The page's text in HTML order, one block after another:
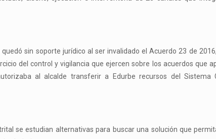
sin soporte jurídico al ser invalidado el Acuerdo 23 de
del control y vigilancia que ejercen sobre los acuerdos que
al alcalde transferir a Edurbe recursos del Sistema
se estudian alternativas para buscar una solución que